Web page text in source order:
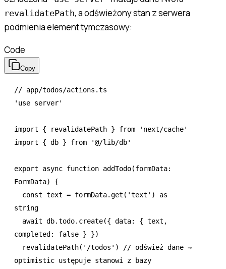
revalidatePath, a odświeżony stan z serwera
podmienia element tymczasowy:
Code
Copy
// app/todos/actions.ts
'use server'
import { revalidatePath } from 'next/cache'
import { db } from '@/lib/db'
export async function addTodo(formData:
FormData) {
  const
text = formData.get ( 'text' ) as
string
  await
db.todo.create({ data: { text ,
completed : false } })
  revalidatePath
( '/todos' )
// odśwież dane →
optimistic ustępuje stanowi z bazy